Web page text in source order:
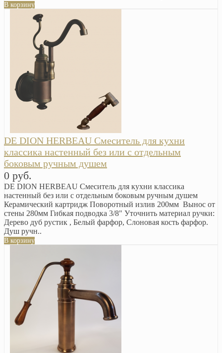
В корзину
DE DION HERBEAU Смеситель для кухни
классика настенный без или с отдельным
боковым ручным душем
0 руб.
DE DION HERBEAU Смеситель для кухни классика
настенный без или с отдельным боковым ручным душем
Керамический картридж Поворотный излив 200мм Вынос от
стены 280мм Гибкая подводка 3/8" Уточнить материал ручки:
Дерево дуб рустик , Белый фарфор, Слоновая кость фарфор.
Душ ручн..
В корзину